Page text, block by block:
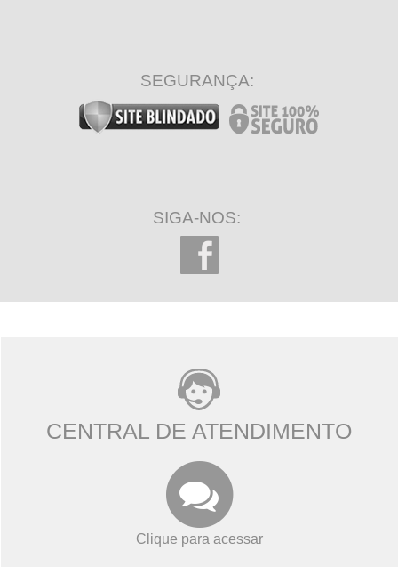
SEGURANÇA:
SIGA-NOS:
CENTRAL DE ATENDIMENTO
Clique para acessar